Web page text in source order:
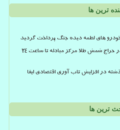
ترین ها
مهلت واریز وجه الضمان برای شرکت در حراج شمش طلا مرکز مبادله تا ساعت ۲۴
در افزایش تاب آوری اقتصادی ایفا
ترین ها